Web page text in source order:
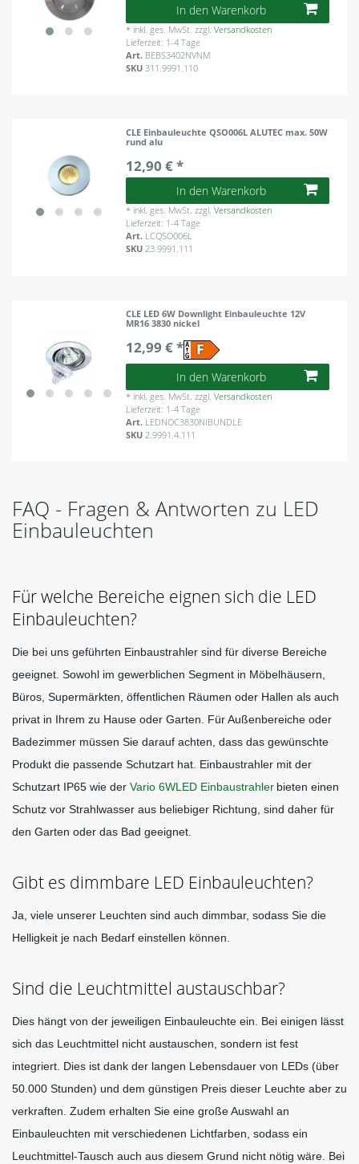
In den Warenkorb
* inkl. ges. MwSt. zzgl.Versandkosten
Lieferzeit: 1-4 Tage
Art. BEBS3402NVNM
SKU 311.9991.110
CLE Einbauleuchte QSO006L ALUTEC max. 50W
rund alu
12,90 € *
In den Warenkorb
* inkl. ges. MwSt. zzgl.Versandkosten
Lieferzeit: 1-4 Tage
Art. LCQSO006L
SKU23.9991.111
CLE LED 6W Downlight Einbauleuchte 12V
MR16 3830 nickel
12,99 € *
In den Warenkorb
* inkl. ges. MwSt. zzgl.Versandkosten
Lieferzeit: 1-4 Tage
Art. LEDNOC3830NIBUNDLE
SKU2.9991.4.111
FAQ - Fragen & Antworten zu LED
Einbauleuchten
Für welche Bereiche eignen sich die LED
Einbauleuchten?
Die bei uns geführten Einbaustrahler sind für diverse Bereiche
geeignet. Sowohl im gewerblichen Segment in Möbelhäusern,
Büros, Supermärkten, öffentlichen Räumen oder Hallen als auch
privat in Ihrem zu Hause oder Garten. Für Außenbereiche oder
Badezimmer müssen Sie darauf achten, dass das gewünschte
Produkt die passende Schutzart hat. Einbaustrahler mit der
Schutzart IP65 wie der Vario 6WLED Einbaustrahler bieten einen
Schutz vor Strahlwasser aus beliebiger Richtung, sind daher für
den Garten oder das Bad geeignet.
Gibt es dimmbare LED Einbauleuchten?
Ja, viele unserer Leuchten sind auch dimmbar, sodass Sie die
Helligkeit je nach Bedarf einstellen können.
Sind die Leuchtmittel austauschbar?
Dies hängt von der jeweiligen Einbauleuchte ein. Bei einigen lässt
sich das Leuchtmittel nicht austauschen, sondern ist fest
integriert. Dies ist dank der langen Lebensdauer von LEDs (über
50.000 Stunden) und dem günstigen Preis dieser Leuchte aber zu
verkraften. Zudem erhalten Sie eine große Auswahl an
Einbauleuchten mit verschiedenen Lichtfarben, sodass ein
Leuchtmittel-Tausch auch aus diesem Grund nicht nötig wäre. Bei